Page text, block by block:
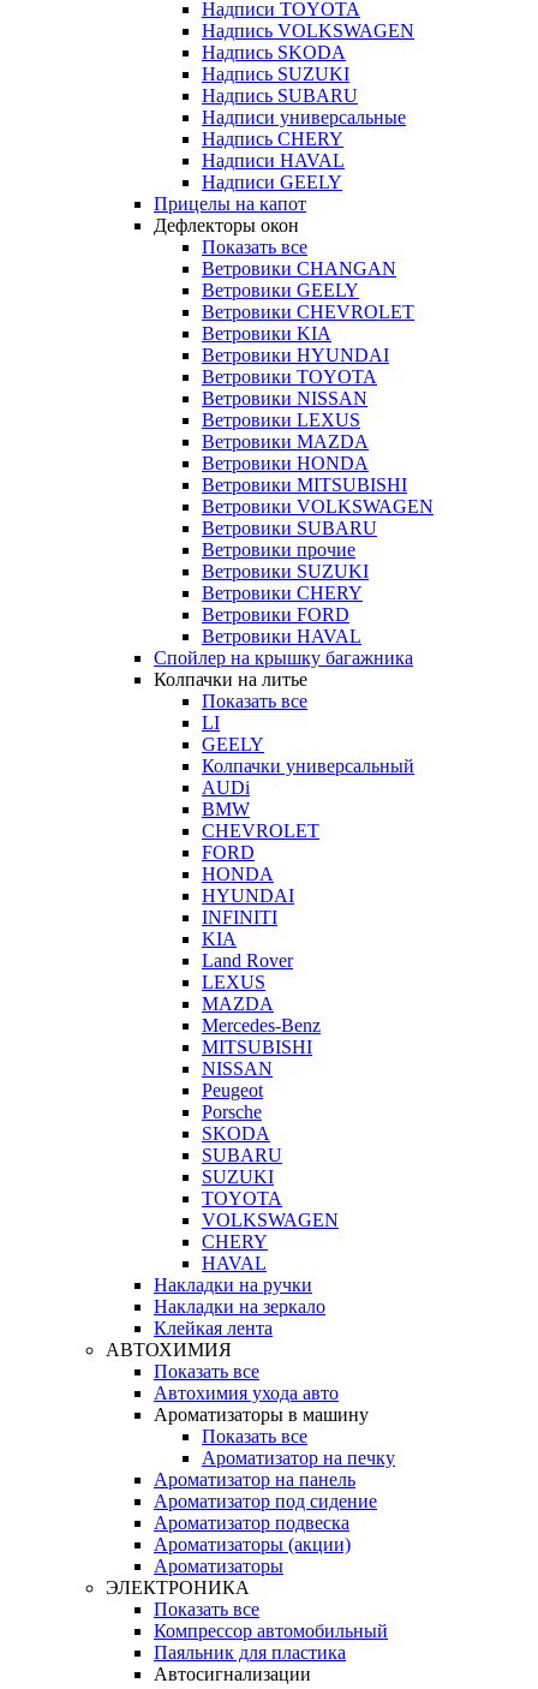
Надписи TOYOTA
Надпись VOLKSWAGEN
Надпись SKODA
Надпись SUZUKI
Надпись SUBARU
Надписи универсальные
Надпись CHERY
Надписи HAVAL
Надписи GEELY
Прицелы на капот
Дефлекторы окон
Показать все
Ветровики CHANGAN
Ветровики GEELY
Ветровики CHEVROLET
Ветровики KIA
Ветровики HYUNDAI
Ветровики TOYOTA
Ветровики NISSAN
Ветровики LEXUS
Ветровики MAZDA
Ветровики HONDA
Ветровики MITSUBISHI
Ветровики VOLKSWAGEN
Ветровики SUBARU
Ветровики прочие
Ветровики SUZUKI
Ветровики CHERY
Ветровики FORD
Ветровики HAVAL
Спойлер на крышку багажника
Колпачки на литье
Показать все
LI
GEELY
Колпачки универсальный
AUDi
BMW
CHEVROLET
FORD
HONDA
HYUNDAI
INFINITI
KIA
Land Rover
LEXUS
MAZDA
Mercedes-Benz
MITSUBISHI
NISSAN
Peugeot
Porsche
SKODA
SUBARU
SUZUKI
TOYOTA
VOLKSWAGEN
CHERY
HAVAL
Накладки на ручки
Накладки на зеркало
Клейкая лента
АВТОХИМИЯ
Показать все
Автохимия ухода авто
Ароматизаторы в машину
Показать все
Ароматизатор на печку
Ароматизатор на панель
Ароматизатор под сидение
Ароматизатор подвеска
Ароматизаторы (акции)
Ароматизаторы
ЭЛЕКТРОНИКА
Показать все
Компрессор автомобильный
Паяльник для пластика
Автосигнализации